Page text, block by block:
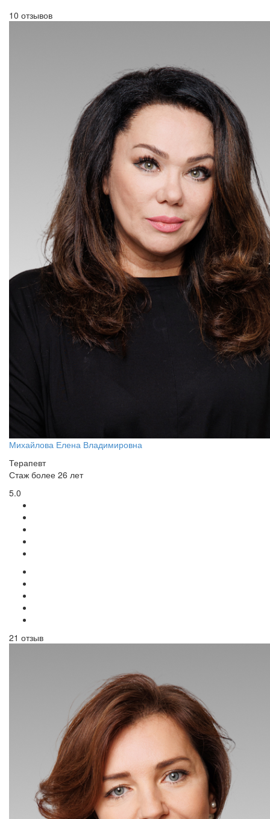
10 отзывов
Михайлова Елена Владимировна
Терапевт
Стаж более 26 лет
5.0
21 отзыв